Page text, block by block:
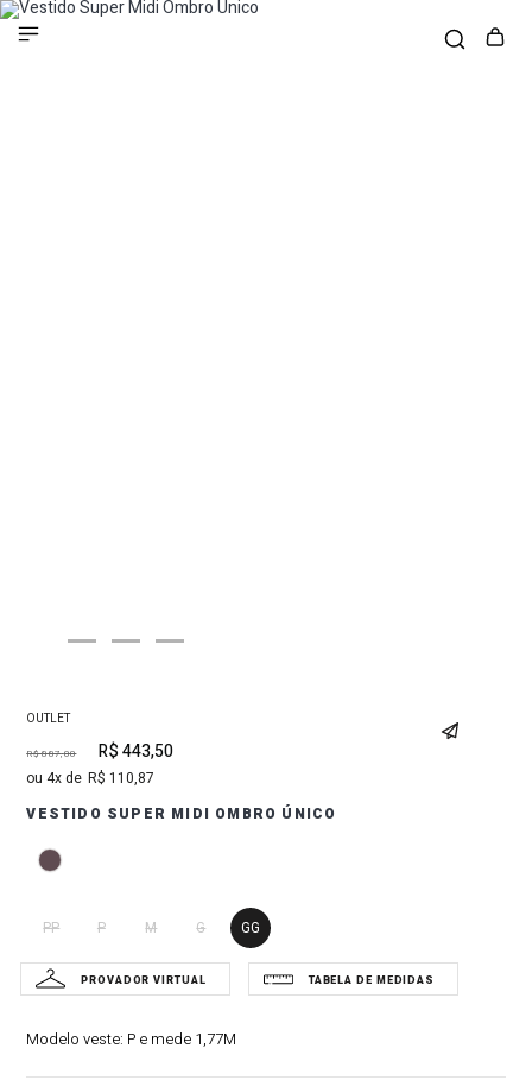
OUTLET
R$ 887,00 R$ 443,50
4 R$ 110,87
VESTIDO SUPER MIDI OMBRO ÚNICO
PP P M G GG
Modelo veste: P e mede 1,77M